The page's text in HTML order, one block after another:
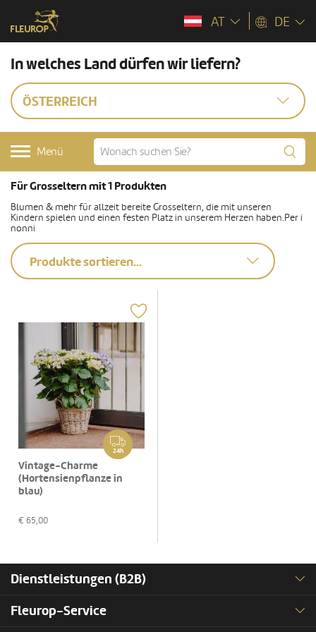
AT DE
In welches Land dürfen wir liefern?
ÖSTERREICH
Menü
Für Grosseltern mit 1 Produkten
Blumen & mehr für allzeit bereite Grosseltern, die mit unseren
Kindern spielen und einen festen Platz in unserem Herzen haben.Per i
nonni
Produkte sortieren...
24h
Vintage-Charme
(Hortensienpflanze in
blau)
€ 65,00
Dienstleistungen (B2B)
Fleurop-Service